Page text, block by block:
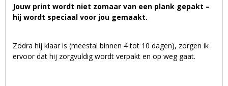
Jouw print wordt niet zomaar van een plank gepakt –
hij wordt speciaal voor jou gemaakt.
Zodra hij klaar is (meestal binnen 4 tot 10 dagen), zorgen ik
ervoor dat hij zorgvuldig wordt verpakt en op weg gaat.